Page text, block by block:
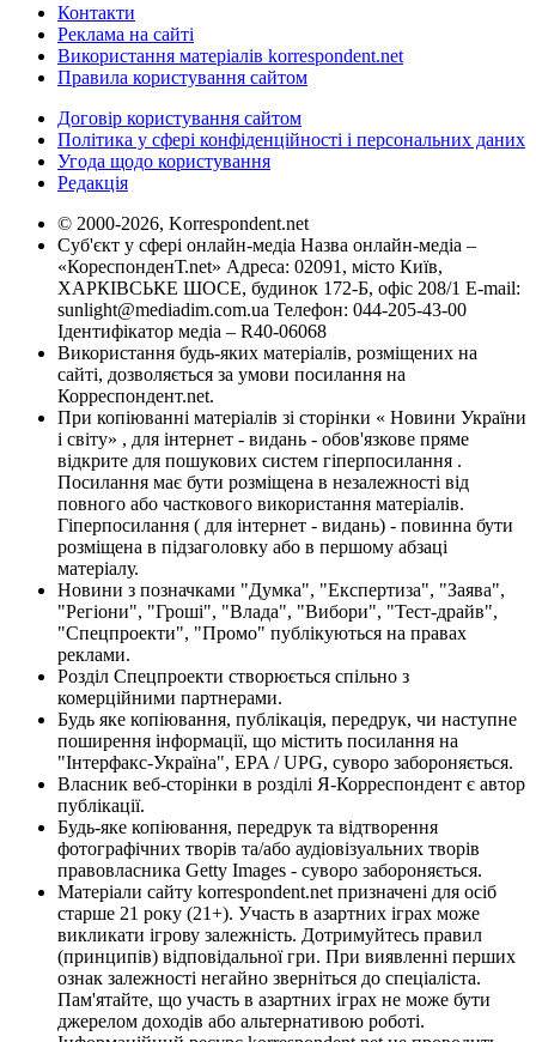
Контакти
Реклама на сайті
Використання матеріалів korrespondent.net
Правила користування сайтом
Договір користування сайтом
Політика у сфері конфіденційності і персональних даних
Угода щодо користування
Редакція
© 2000-2026, Korrespondent.net
Суб'єкт у сфері онлайн-медіа Назва онлайн-медіа –
«КореспонденТ.net» Адреса: 02091, місто Київ,
ХАРКІВСЬКЕ ШОСЕ, будинок 172-Б, офіс 208/1 E-mail:
sunlight@mediadim.com.ua Телефон: 044-205-43-00
Ідентифікатор медіа – R40-06068
Використання будь-яких матеріалів, розміщених на
сайті, дозволяється за умови посилання на
Корреспондент.net.
При копіюванні матеріалів зі сторінки « Новини України
і світу» , для інтернет - видань - обов'язкове пряме
відкрите для пошукових систем гіперпосилання .
Посилання має бути розміщена в незалежності від
повного або часткового використання матеріалів.
Гіперпосилання ( для інтернет - видань) - повинна бути
розміщена в підзаголовку або в першому абзаці
матеріалу.
Новини з позначками "Думка", "Експертиза", "Заява",
"Регіони", "Гроші", "Влада", "Вибори", "Тест-драйв",
"Спецпроекти", "Промо" публікуються на правах
реклами.
Розділ Спецпроекти створюється спільно з
комерційними партнерами.
Будь яке копіювання, публікація, передрук, чи наступне
поширення інформації, що містить посилання на
"Інтерфакс-Україна", EPA / UPG, суворо забороняється.
Власник веб-сторінки в розділі Я-Корреспондент є автор
публікації.
Будь-яке копіювання, передрук та відтворення
фотографічних творів та/або аудіовізуальних творів
правовласника Getty Images - суворо забороняється.
Матеріали сайту korrespondent.net призначені для осіб
старше 21 року (21+). Участь в азартних іграх може
викликати ігрову залежність. Дотримуйтесь правил
(принципів) відповідальної гри. При виявленні перших
ознак залежності негайно зверніться до спеціаліста.
Пам'ятайте, що участь в азартних іграх не може бути
джерелом доходів або альтернативою роботі.